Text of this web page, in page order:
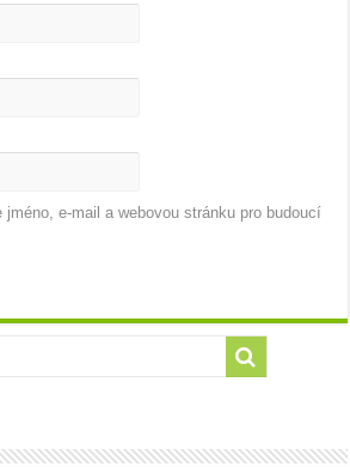
jméno, e-mail a webovou stránku pro budoucí